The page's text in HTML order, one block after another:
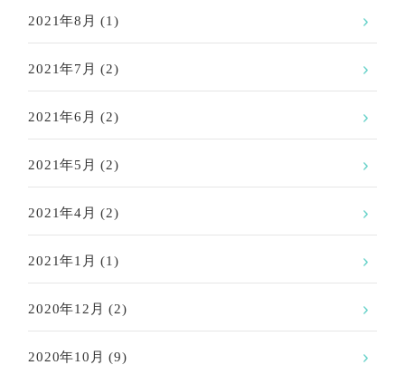
2021年8月 (1)
2021年7月 (2)
2021年6月 (2)
2021年5月 (2)
2021年4月 (2)
2021年1月 (1)
2020年12月 (2)
2020年10月 (9)